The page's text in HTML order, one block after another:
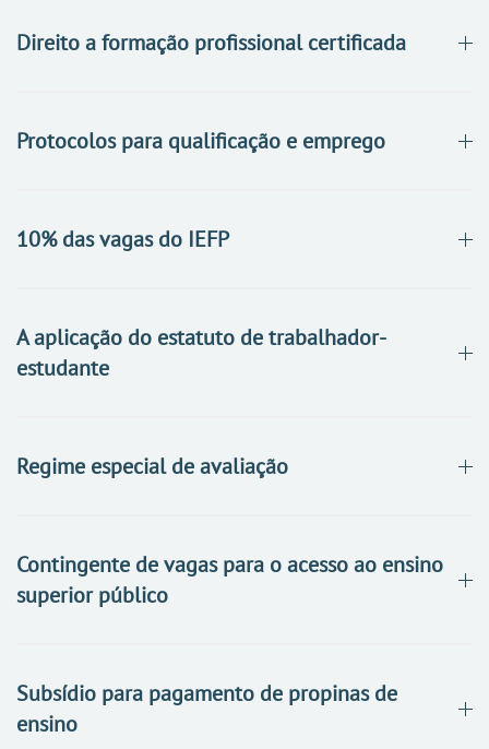
Direito a formação profissional certificada
Protocolos para qualificação e emprego
10% das vagas do IEFP
A aplicação do estatuto de trabalhador-
estudante
Regime especial de avaliação
Contingente de vagas para o acesso ao ensino
superior público
Subsídio para pagamento de propinas de
ensino